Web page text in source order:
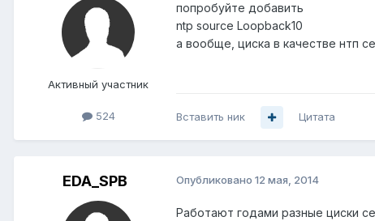
Активный участник
524
попробуйте добавить
ntp source Loopback10
а вообще, циска в качестве нтп
Вставить ник Цитата
EDA_SPB Опубликовано 12 мая, 2014
Работают годами разные циски